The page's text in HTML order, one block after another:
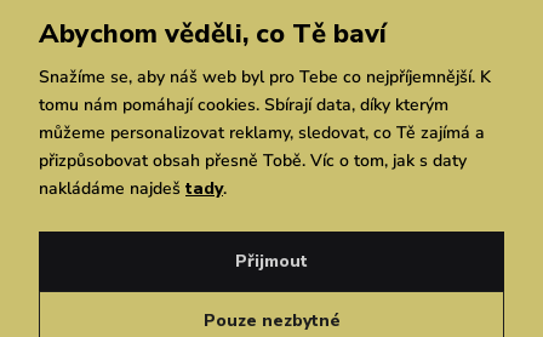
Prodejny
Praha Chrudim Brno
Simplia.cz
Zásady ochrany osobních údajů
Abychom věděli, co Tě baví
Snažíme se, aby náš web byl pro Tebe co nejpříjemnější. K
tomu nám pomáhají cookies. Sbírají data, díky kterým
můžeme personalizovat reklamy, sledovat, co Tě zajímá a
přizpůsobovat obsah přesně Tobě. Víc o tom, jak s daty
nakládáme najdeš tady.
Pouze nezbytné
Přijmout